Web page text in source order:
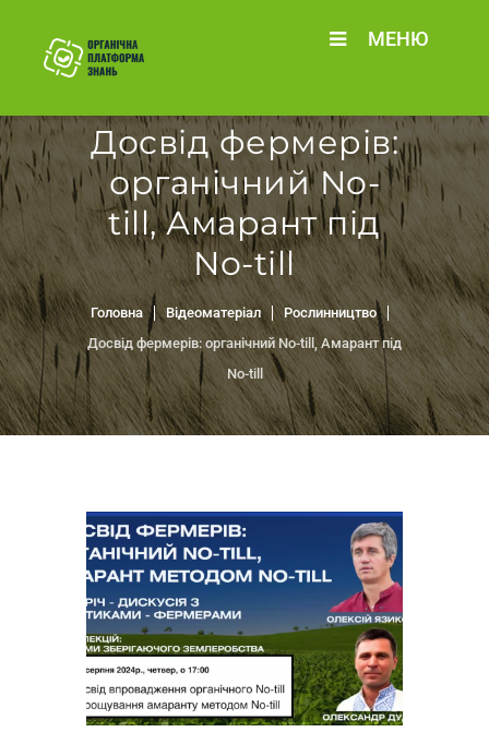
МЕНЮ
Досвід фермерів:
органічний No-
till, Амарант під
No-till
Головна Відеоматеріал
Рослинництво
Досвід фермерів: органічний No-till, Амарант під
No-till